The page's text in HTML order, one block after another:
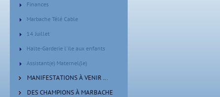
Finances
Marbache Télé Cable
14 Juillet
Halte-Garderie l'ile aux enfants
Assistant(e) Maternel(le)
MANIFESTATIONS À VENIR ...
DES CHAMPIONS À MARBACHE